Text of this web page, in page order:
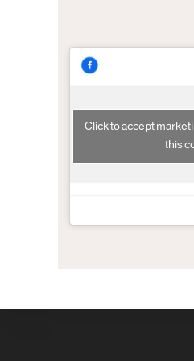
Click to accept
this